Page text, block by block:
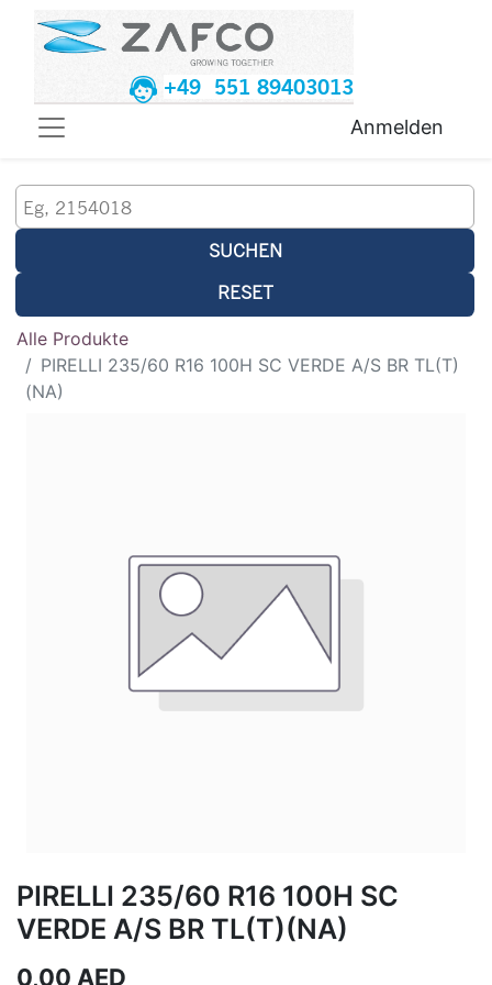
+49 551 89403013
Anmelden
SUCHEN
RESET
Alle Produkte
PIRELLI 235/60 R16 100H SC VERDE A/S BR TL(T)
(NA)
PIRELLI 235/60 R16 100H SC
VERDE A/S BR TL(T)(NA)
0,00 AED